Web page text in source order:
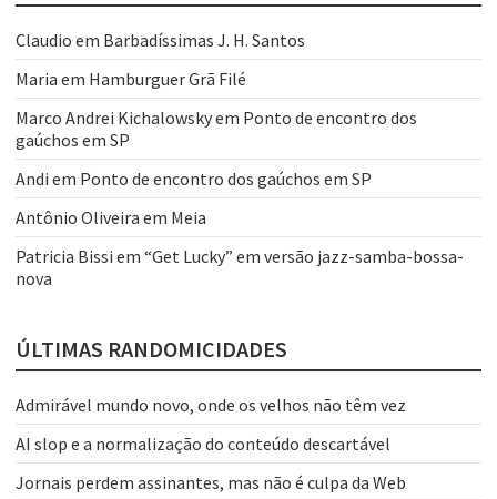
Claudio em Barbadíssimas J. H. Santos
Maria em Hamburguer Grã Filé
Marco Andrei Kichalowskyem Ponto de encontro dos
gaúchos em SP
Andi em Ponto de encontro dos gaúchos em SP
Antônio Oliveira em Meia
Patricia Bissi em “Get Lucky” em versão jazz-samba-bossa-
nova
ÚLTIMAS RANDOMICIDADES
Admirável mundo novo, onde os velhos não têm vez
AI slop e a normalização do conteúdo descartável
Jornais perdem assinantes, mas não é culpa da Web